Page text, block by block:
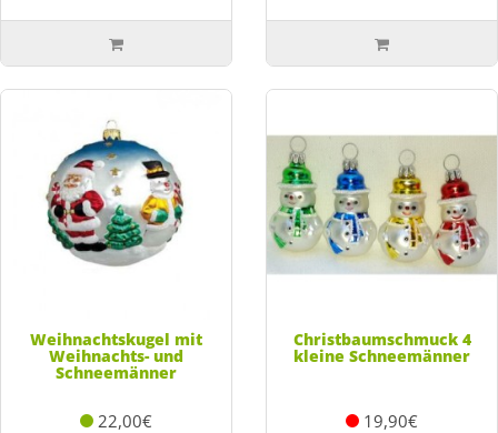
Weihnachtskugel mit
Weihnachts- und
Schneemänner
22,00€
Christbaumschmuck 4
kleine Schneemänner
19,90€